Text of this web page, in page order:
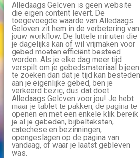
Alledaags Geloven is geen website
die eigen content levert. De
toegevoegde waarde van Alledaags
Geloven zit hem in de verbetering van
jouw workflow. De luttele minuten die
je dagelijks kan of wil vrijmaken voor
gebed moeten efficiënt besteed
worden. Als je elke dag meer tijd
verspilt om je gebedsmateriaal bijeen
te zoeken dan dat je tijd kan besteden
aan je eigenlijke gebed, ben je
verkeerd bezig, dus dat doet
Alledaags Geloven voor jou! Je hebt
maar je tablet te pakken, de pagina te
openen en met een enkele klik bereik
je al je gebeden, bijbelteksten,
catechese en bezinningen,
opengeslagen op de pagina van
vandaag, of waar je laatst gebleven
was.